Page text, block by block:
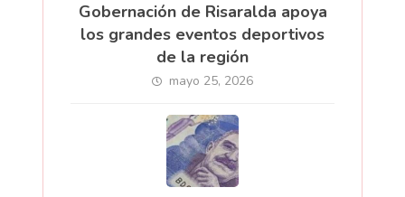
Gobernación de Risaralda apoya
los grandes eventos deportivos
de la región
mayo 25, 2026